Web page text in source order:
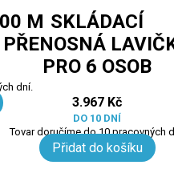
M
dní.
SKLÁDACÍ
PŘENOSNÁ
PRO 6 OSOB
3.967 Kč
DO 10 DNÍ
Tovar doručíme do 10 pracovných
Přidat do košíku